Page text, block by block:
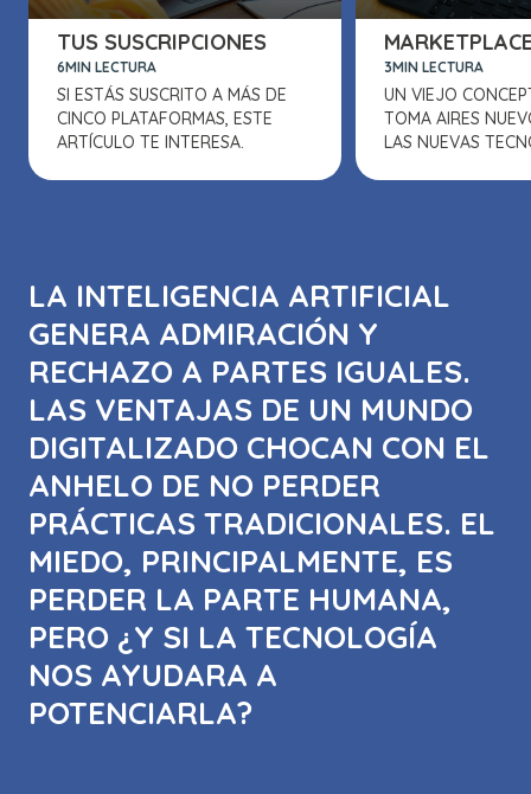
TUS SUSCRIPCIONES
6MIN LECTURA
SI ESTÁS SUSCRITO A MÁS DE
CINCO PLATAFORMAS, ESTE
ARTÍCULO TE INTERESA.
3MIN LECTURA
UN VIEJO
TOMA AIRES
LAS NUEVAS
LA INTELIGENCIA ARTIFICIAL
GENERA ADMIRACIÓN Y
RECHAZO A PARTES IGUALES.
LAS VENTAJAS DE UN MUNDO
DIGITALIZADO CHOCAN CON EL
ANHELO DE NO PERDER
PRÁCTICAS TRADICIONALES. EL
MIEDO, PRINCIPALMENTE, ES
PERDER LA PARTE HUMANA,
PERO ¿Y SI LA TECNOLOGÍA
NOS AYUDARA A
POTENCIARLA?